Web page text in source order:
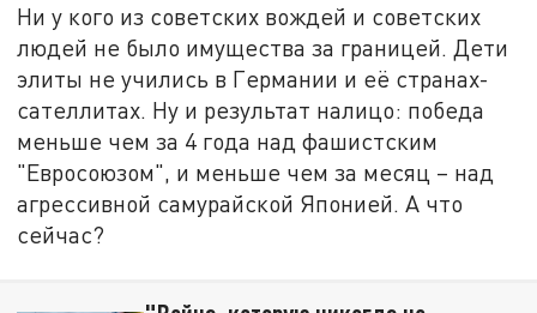
Ни у кого из советских вождей и советских
людей не было имущества за границей. Дети
элиты не учились в Германии и её странах-
сателлитах. Ну и результат налицо: победа
меньше чем за 4 года над фашистским
"Евросоюзом", и меньше чем за месяц – над
агрессивной самурайской Японией. А что
сейчас?